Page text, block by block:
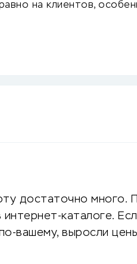
на клиентов,
достаточно много.
каталоге.
вашему, выросли